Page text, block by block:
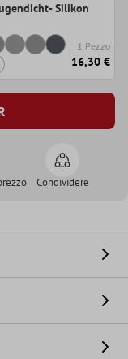
Silikon
1 Pezzo
16,30 €
Condividere